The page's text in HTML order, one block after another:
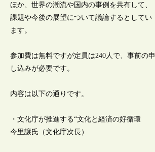
ほか、世界の潮流や国内の事例を共有して、
課題や今後の展望について議論するとしてい
ます。
参加費は無料ですが定員は240人で、事前の申
し込みが必要です。
内容は以下の通りです。
・文化庁が推進する“文化と経済の好循環
今里譲氏（文化庁次長）